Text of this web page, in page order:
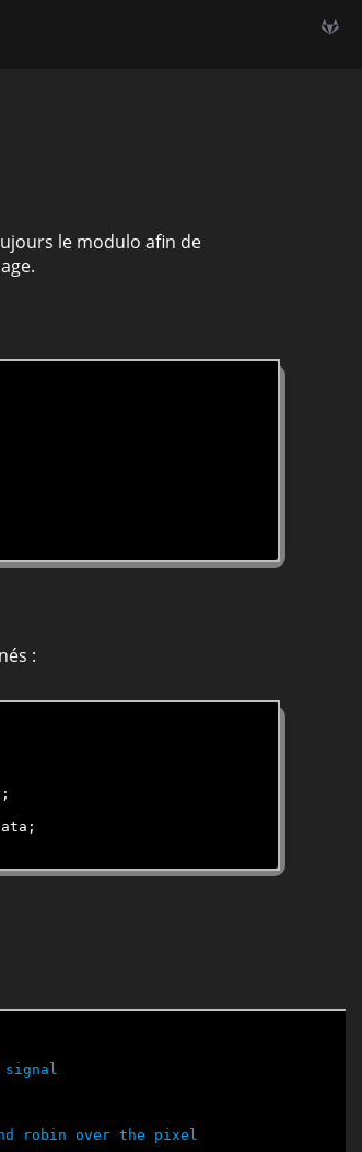
le modulo afin de
: